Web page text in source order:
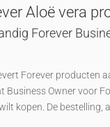
Aloë vera
Forever
Forever producten
Business Owner voor
kopen. De